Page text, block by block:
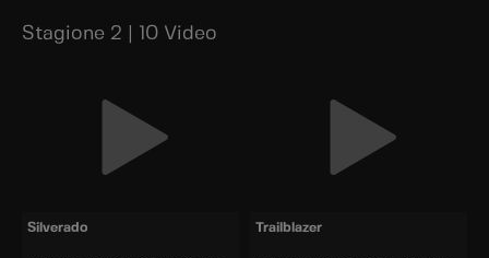
Stagione 2 | 10 Video
Silverado Trailblazer